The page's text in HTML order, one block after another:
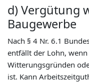
d) Vergütung
Baugewerbe
Nach § 4 Nr. 6.1
entfällt der Lohn,
Witterungsgründen
ist. Kann